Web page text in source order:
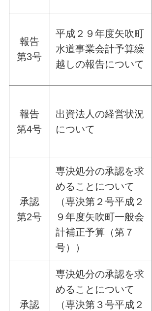
報告
第3号
平成２９年度矢吹町
水道事業会計予算繰
越しの報告について
報告
第4号
出資法人の経営状況
について
承認
第2号
専決処分の承認を求
めることについて
（専決第２号平成２
９年度矢吹町一般会
計補正予算（第７
号））
承認
専決処分の承認を求
めることについて
（専決第３号平成２